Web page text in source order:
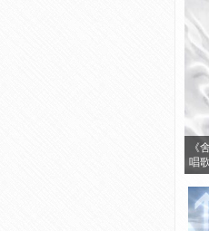
《
唱